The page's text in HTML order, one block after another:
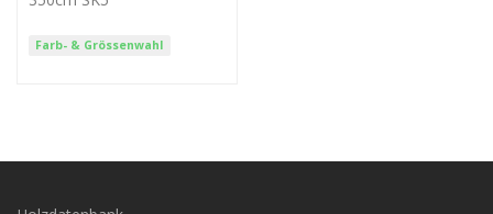
Farb- & Grössenwahl